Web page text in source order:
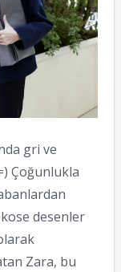
gri ve
Çoğunlukla
desenler
Zara, bu